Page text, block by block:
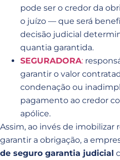
pode ser o credor da
o juízo — que será
decisão judicial
quantia garantida.
SEGURADORA:
garantir o valor
condenação ou
pagamento ao credor
apólice.
Assim, ao invés de imobilizar
garantir a obrigação, a
de seguro garantia judicial